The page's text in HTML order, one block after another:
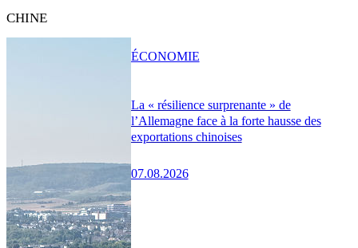
CHINE
La « résilience surprenante » de
l’Allemagne face à la forte hausse des
exportations chinoises
07.08.2026
ÉCONOMIE